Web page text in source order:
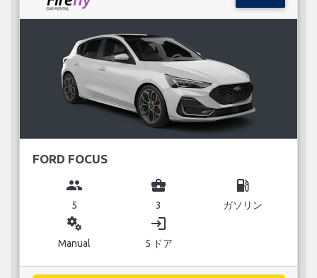
FORD FOCUS
group
5
business_center
3
local_gas_station
ガソリン
miscellaneous_services
Manual
login
5 ドア